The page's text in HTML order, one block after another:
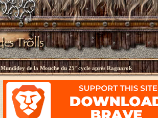
Mundidey de la Mouche du 25° cycle après Ragnarok